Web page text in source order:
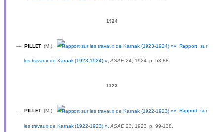
1924
— PILLET(M.), « Rapport sur
les travaux de Karnak (1923-1924) »,ASAE 24, 1924, p. 53-88.
1923
— PILLET(M.), « Rapport sur
les travaux de Karnak (1922-1923) » ASAE 23, 1923, p. 99-138.